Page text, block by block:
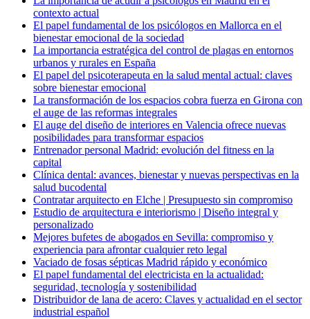
contexto actual
El papel fundamental de los psicólogos en Mallorca en el
bienestar emocional de la sociedad
La importancia estratégica del control de plagas en entornos
urbanos y rurales en España
El papel del psicoterapeuta en la salud mental actual: claves
sobre bienestar emocional
La transformación de los espacios cobra fuerza en Girona con
el auge de las reformas integrales
El auge del diseño de interiores en Valencia ofrece nuevas
posibilidades para transformar espacios
Entrenador personal Madrid: evolución del fitness en la
capital
Clínica dental: avances, bienestar y nuevas perspectivas en la
salud bucodental
Contratar arquitecto en Elche | Presupuesto sin compromiso
Estudio de arquitectura e interiorismo | Diseño integral y
personalizado
Mejores bufetes de abogados en Sevilla: compromiso y
experiencia para afrontar cualquier reto legal
Vaciado de fosas sépticas Madrid rápido y económico
El papel fundamental del electricista en la actualidad:
seguridad, tecnología y sostenibilidad
Distribuidor de lana de acero: Claves y actualidad en el sector
industrial español